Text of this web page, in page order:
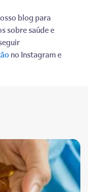
blog para
sobre saúde e
no Instagram e